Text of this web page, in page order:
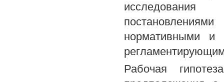
нормативными и
Рабочая